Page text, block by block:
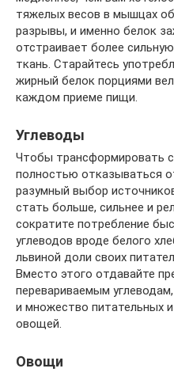
тяжелых весов в мышцах
разрывы, и именно белок
отстраивает более
ткань. Старайтесь
жирный белок порциями
каждом приеме пищи.
Углеводы
Чтобы трансформировать
полностью отказываться
разумный выбор
стать больше, сильнее и
сократите потребление
углеводов вроде белого
львиной доли своих
Вместо этого отдавайте
перевариваемым
и множество питательных
овощей.
Овощи